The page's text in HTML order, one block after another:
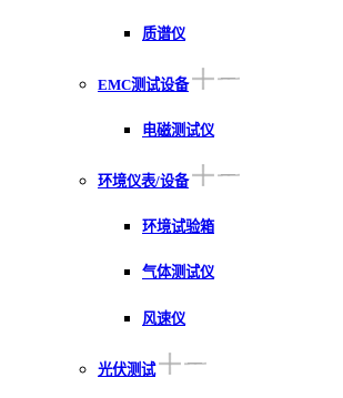
质谱仪
EMC测试设备
电磁测试仪
环境仪表/设备
环境试验箱
气体测试仪
风速仪
光伏测试